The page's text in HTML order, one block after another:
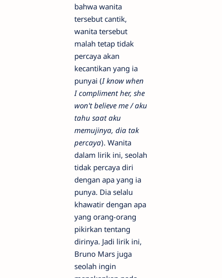
bahwa wanita
tersebut cantik,
wanita tersebut
malah tetap tidak
percaya akan
kecantikan yang ia
punyai (I know when
I compliment her, she
won't believe me / aku
tahu saat aku
memujinya, dia tak
percaya). Wanita
dalam lirik ini, seolah
tidak percaya diri
dengan apa yang ia
punya. Dia selalu
khawatir dengan apa
yang orang-orang
pikirkan tentang
dirinya. Jadi lirik ini,
Bruno Mars juga
seolah ingin